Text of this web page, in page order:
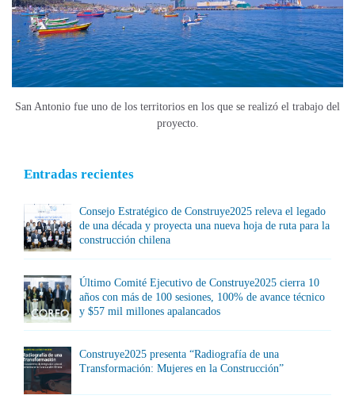
San Antonio fue uno de los territorios en los que se realizó el trabajo del
proyecto.
Entradas recientes
Consejo Estratégico de Construye2025 releva el legado
de una década y proyecta una nueva hoja de ruta para la
construcción chilena
Último Comité Ejecutivo de Construye2025 cierra 10
años con más de 100 sesiones, 100% de avance técnico
y $57 mil millones apalancados
Construye2025 presenta “Radiografía de una
Transformación: Mujeres en la Construcción”